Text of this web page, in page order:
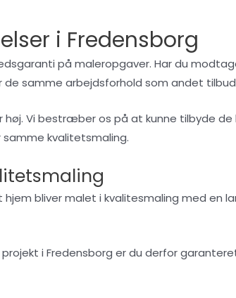
i Fredensborg
på maleropgaver. Har du
samme arbejdsforhold som andet
høj. Vi bestræber os på at kunne tilbyde
kvalitetsmaling.
bliver malet i kvalitesmaling med en
i Fredensborg er du derfor